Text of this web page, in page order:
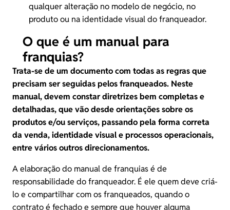
qualquer alteração no modelo de negócio, no
produtoou na identidade visual do franqueador.
O que é um manual para
franquias?
Trata-se de um documento com todas as regras que
precisam ser seguidas pelos franqueados. Neste
manual, devem constar diretrizes bem completas e
detalhadas, que vão desde orientações sobre os
produtos e/ou serviços, passando pela forma correta
da venda, identidade visual e processos operacionais,
entre vários outros direcionamentos.
A elaboração do manual de franquias é de
responsabilidade do franqueador. É ele quem deve criá-
lo e compartilhar com os franqueados, quando o
contrato é fechado e sempre que houver alguma